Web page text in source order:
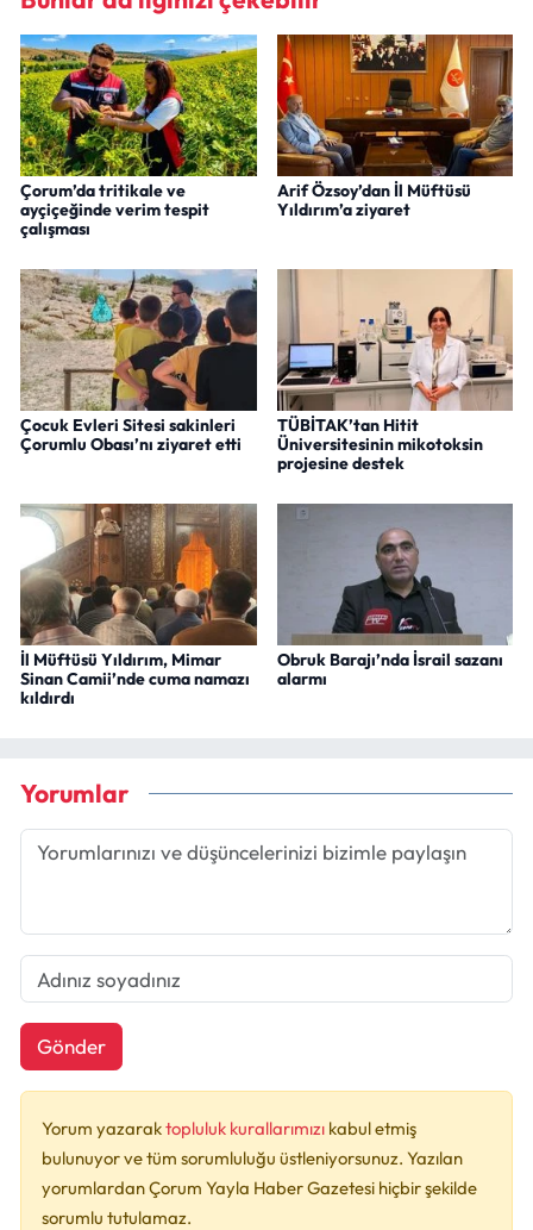
Çorum’da tritikale ve
ayçiçeğinde verim tespit
çalışması
Arif Özsoy’dan İl Müftüsü
Yıldırım’a ziyaret
Çocuk Evleri Sitesi sakinleri
Çorumlu Obası’nı ziyaret etti
TÜBİTAK’tan Hitit
Üniversitesinin mikotoksin
projesine destek
İl Müftüsü Yıldırım, Mimar
Sinan Camii’nde cuma namazı
kıldırdı
Obruk Barajı’nda İsrail sazanı
alarmı
Yorumlar
Gönder
Yorum yazaraktopluluk kurallarımızı kabul etmiş
bulunuyor ve tüm sorumluluğu üstleniyorsunuz. Yazılan
yorumlardan Çorum Yayla Haber Gazetesi hiçbir şekilde
sorumlu tutulamaz.